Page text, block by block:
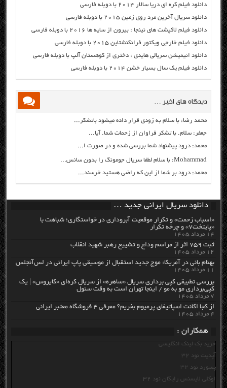
دانلود فیلم کره ای دریا سالار ۲۰۱۴ با دوبله فارسی
دانلود سریال آخرین مرد روی زمین ۲۰۱۵ با دوبله فارسی
دانلود فیلم لاکپشت های نینجا : بیرون از سایه ها ۲۰۱۶ با دوبله فارسی
دانلود فیلم خارجی ویکتور فرانکنشتاین ۲۰۱۵ با دوبله فارسی
دانلود انیمیشن سریالی هایدی : دختری از کوهستان آلپ با دوبله فارسی
دانلود فیلم یک سال بسیار خشن ۲۰۱۴ با دوبله فارسی
دیدگاه های اخیر …
محمد رضا: با سلام به زودی قرار داده میشود باتشکر...
جعفر: سلام. با تشکر فراوان از زحمات شما. آیا...
محمد: درود پیشنهاد شما بررسی شده و در صورت ا...
Mohammad: با سلام لطفا سریال جومونگ را بدون سانس...
محمد: درود بر شما از این که راضی هستید خرسند...
دانلود سریال ایرانی جدید …
«اسباب زحمت» و تکرار موقعیت آبروداری در خواستگاری؛ شباهت با
«پایتخت۷» و چرخه تکرار
۱۴ مرداد ۱۴۰۵
ثبت ۷۵۹ اثر از مراسم وداع و تشییع رهبر شهید انقلاب
۱۲ مرداد ۱۴۰۵
بهنام بانی در آمریکا: موج جدید استقبال از موسیقی پاپ ایرانی در لس‌آنجلس
۱۱ مرداد ۱۴۰۵
بررسی تطبیقی کپی برداری سریال «ساهره» از سریال کره‌ای «کایروس» | یک
کپی‌برداری مو به مو / اینجا تهران است به وقت سئول
۷ مرداد ۱۴۰۵
از کجا اکانت اسپاتیفای پرمیوم بخریم؟ معرفی ۴ فروشگاه معتبر ایرانی
۴ مرداد ۱۴۰۵
همکاران :
خرید بک لینک انگلیسی
آپدیت نود 32
پسورد نود 32
اوکلی لایسنس رایگان نود 32